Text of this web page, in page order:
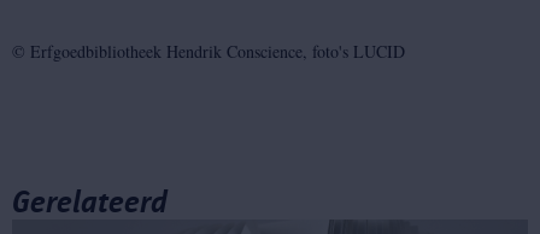
© Erfgoedbibliotheek Hendrik Conscience, foto's LUCID
Gerelateerd